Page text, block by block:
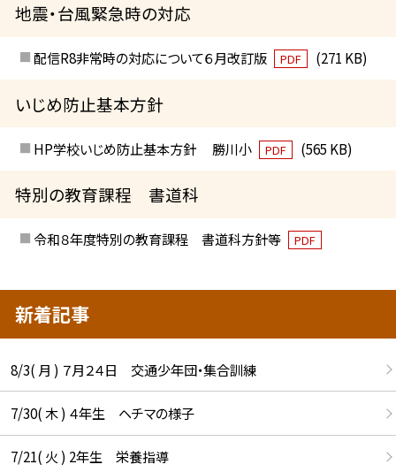
地震・台風緊急時の対応
配信R8非常時の対応について６月改訂版 PDF (271 KB)
いじめ防止基本方針
HP学校いじめ防止基本方針 勝川小 PDF (565 KB)
特別の教育課程 書道科
令和８年度特別の教育課程 書道科方針等 PDF
新着記事
8/3( 月 ) ７月２４日 交通少年団・集合訓練
7/30( 木 ) ４年生 ヘチマの様子
7/21( 火 ) 2年生 栄養指導